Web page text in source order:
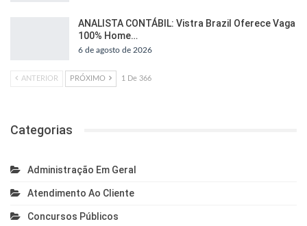
ANALISTA CONTÁBIL: Vistra Brazil Oferece Vaga
100% Home…
6 de agosto de 2026
ANTERIOR PRÓXIMO 1 De 366
Categorias
Administração Em Geral
Atendimento Ao Cliente
Concursos Públicos